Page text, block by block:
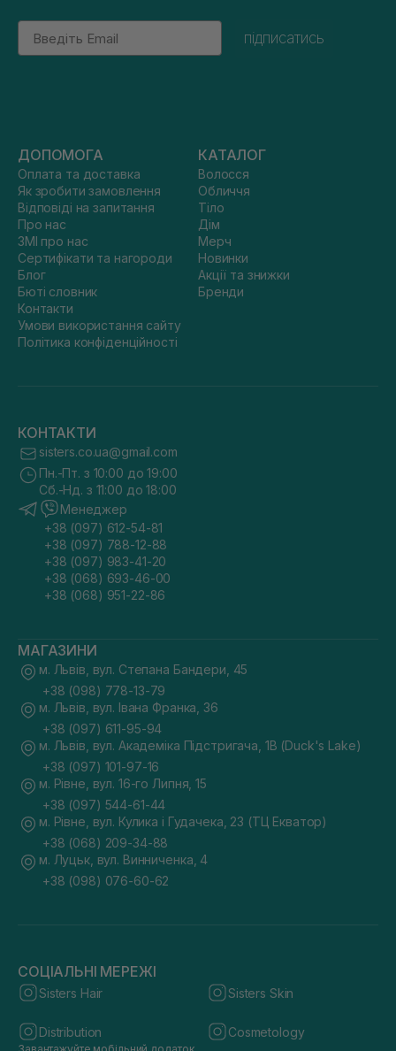
Email
підписатись
ДОПОМОГА
Оплата та доставка
Як зробити замовлення
Відповіді на запитання
Про нас
ЗМІ про нас
Сертифікати та нагороди
Блог
Бюті словник
Контакти
Умови використання сайту
Політика конфіденційності
КАТАЛОГ
Волосся
Обличчя
Тіло
Дім
Мерч
Новинки
Акції та знижки
Бренди
КОНТАКТИ
sisters.co.ua@gmail.com
Пн.-Пт. з 10:00 до 19:00
Сб.-Нд. з 11:00 до 18:00
Менеджер
+38 (097) 612-54-81
+38 (097) 788-12-88
+38 (097) 983-41-20
+38 (068) 693-46-00
+38 (068) 951-22-86
МАГАЗИНИ
м. Львів, вул. Степана Бандери, 45
+38 (098) 778-13-79
м. Львів, вул. Івана Франка, 36
+38 (097) 611-95-94
м. Львів, вул. Академіка Підстригача, 1В (Duck's Lake)
+38 (097) 101-97-16
м. Рівне, вул. 16-го Липня, 15
+38 (097) 544-61-44
м. Рівне, вул. Кулика і Гудачека, 23 (ТЦ Екватор)
+38 (068) 209-34-88
м. Луцьк, вул. Винниченка, 4
+38 (098) 076-60-62
СОЦІАЛЬНІ МЕРЕЖІ
Sisters Hair Sisters Skin
Distribution Cosmetology